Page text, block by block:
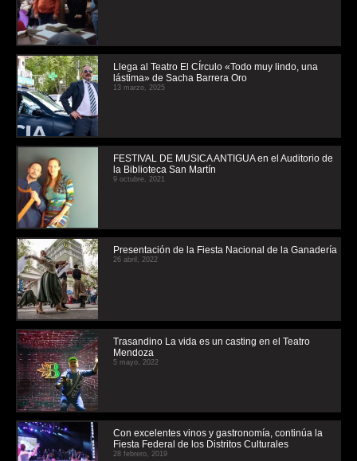
Llega al Teatro El CÍrculo «Todo muy lindo, una
lástima» de Sacha Barrera Oro
13 marzo, 2025
FESTIVAL DE MUSICA ANTIGUA en el Auditorio de
la Biblioteca San Martín
9 octubre, 2021
Presentación de la Fiesta Nacional de la Ganadería
26 abril, 2022
Trasandino La vida es un casting en el Teatro
Mendoza
5 mayo, 2022
Con excelentes vinos y gastronomía, continúa la
Fiesta Federal de los Distritos Culturales
28 febrero, 2019